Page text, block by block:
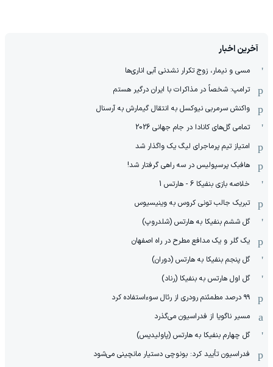
آخرین اخبار
مسی و نیمار، زوج تکرار نشدنی آبی اناری‌ها
ترامپ: شخصاً در مذاکرات با ایران درگیر هستم
واکنش سرمربی نیوکسل به انتقال گیمارش به آرسنال
تمامی گل‌های کانادا در جام جهانی 2026
امتیاز تیم پرماجرای لیگ یک واگذار شد
هافبک پرسپولیس در سه راهی گرفتار شد!
خلاصه بازی بنفیکا 6 - هارتس 1
تبریک جالب تونی کروس به وینیسیوس
گل ششم بنفیکا به هارتس (شلدروپ)
یک گلر و یک مدافع مطرح در راه اصفهان
گل پنجم بنفیکا به هارتس (دوران)
گل اول هارتس به بنفیکا (رناد)
۹۹ درصد مطمئنم رودری از رئال سوءاستفاده کرد
مسیر ناگویا از فدراسیون می‌گذرد
گل چهارم بنفیکا به هارتس (پاولیدیس)
فدراسیون تأیید کرد: بونوچی دستیار مانچینی می‌شود